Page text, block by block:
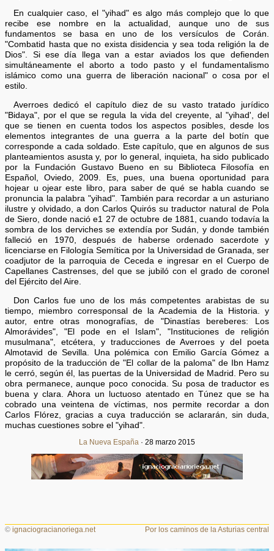
En cualquier caso, el "yihad" es algo más complejo que lo que
recibe ese nombre en la actualidad, aunque uno de sus
fundamentos se basa en uno de los versículos de Corán.
"Combatid hasta que no exista disidencia y sea toda religión la de
Dios". Si ese día llega van a estar aviados los que defienden
simultáneamente el aborto a todo pasto y el fundamentalismo
islámico como una guerra de liberación nacional" o cosa por el
estilo.
Averroes dedicó el capítulo diez de su vasto tratado jurídico
"Bidaya", por el que se regula la vida del creyente, al "yihad', del
que se tienen en cuenta todos los aspectos posibles, desde los
elementos integrantes de una guerra a la parte del botín que
corresponde a cada soldado. Este capítulo, que en algunos de sus
planteamientos asusta y, por lo general, inquieta, ha sido publicado
por la Fundación Gustavo Bueno en su Biblioteca Filosofía en
Español, Oviedo, 2009. Es, pues, una buena oportunidad para
hojear u ojear este libro, para saber de qué se habla cuando se
pronuncia la palabra "yihad". También para recordar a un asturiano
ilustre y olvidado, a don Carlos Quirós su traductor natural de Pola
de Siero, donde nació e1 27 de octubre de 1881, cuando todavía la
sombra de los derviches se extendía por Sudán, y donde también
falleció en 1970, después de haberse ordenado sacerdote y
licenciarse en Filología Semítica por la Universidad de Granada, ser
coadjutor de la parroquia de Ceceda e ingresar en el Cuerpo de
Capellanes Castrenses, del que se jubiló con el grado de coronel
del Ejército del Aire.
Don Carlos fue uno de los más competentes arabistas de su
tiempo, miembro corresponsal de la Academia de la Historia. y
autor, entre otras monografías, de "Dinastías bereberes: Los
Almorávides", "El pode en el Islam", "Instituciones de religión
musulmana", etcétera, y traducciones de Averroes y del poeta
Almotavid de Sevilla. Una polémica con Emilio García Gómez a
propósito de la traducción de "El collar de la paloma" de Ibn Hamz
le cerró, según él, las puertas de la Universidad de Madrid. Pero su
obra permanece, aunque poco conocida. Su posa de traductor es
buena y clara. Ahora un luctuoso atentado en Túnez que se ha
cobrado una veintena de víctimas, nos permite recordar a don
Carlos Flórez, gracias a cuya traducción se aclararán, sin duda,
muchas cuestiones sobre el "yihad".
La Nueva España · 28 marzo 2015
©ignaciogracianoriega.net Por los caminos de la Asturias central